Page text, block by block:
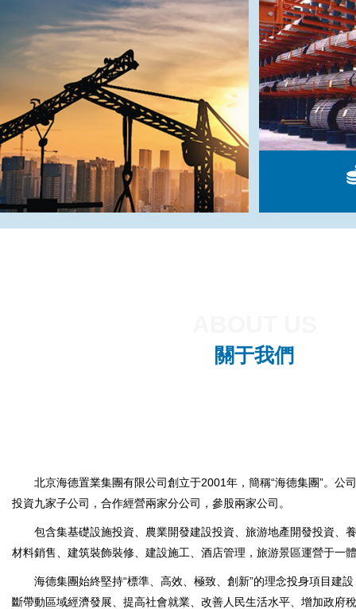
關于我們
北京海德置業集團有限公司創立于2001年，簡稱“海德集團”。公
投資九家子公司，合作經營兩家分公司，參股兩家公司。
包含集基礎設施投資、農業開發建設投資、旅游地產開發投資、
材料銷售、建筑裝飾裝修、建設施工、酒店管理，旅游景區運營于一
海德集團始終堅持“標準、高效、極致、創新”的理念投身項目建
斷帶動區域經濟發展、提高社會就業、改善人民生活水平、增加政府